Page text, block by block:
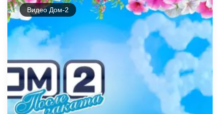
Видео Дом-2